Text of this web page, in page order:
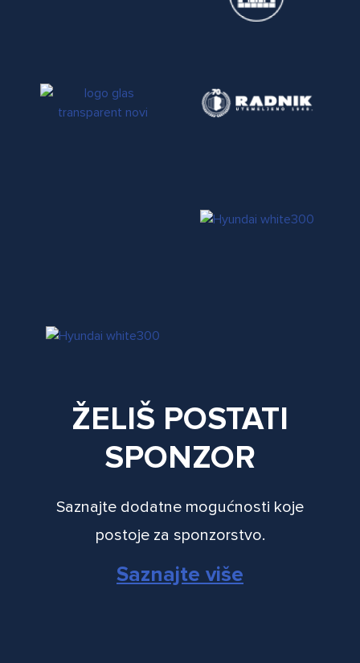
ŽELIŠ POSTATI
SPONZOR
Saznajte dodatne mogućnosti koje
postoje za sponzorstvo.
Saznajte više